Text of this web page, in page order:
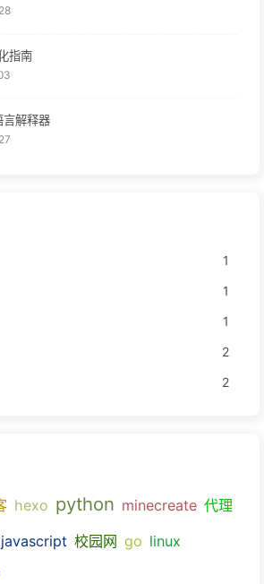
指南
言解释器
1
1
1
2
2
hexo python minecreate 代理
javascript 校园网 go linux